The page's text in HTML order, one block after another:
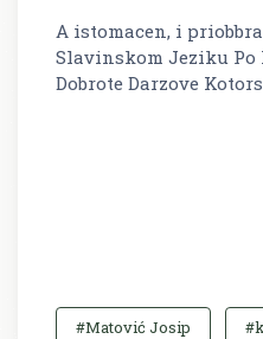
A istomacen, i
Slavinskom Jeziku Po
Dobrote Darzove
#Matović Josip